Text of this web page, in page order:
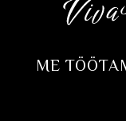
ME